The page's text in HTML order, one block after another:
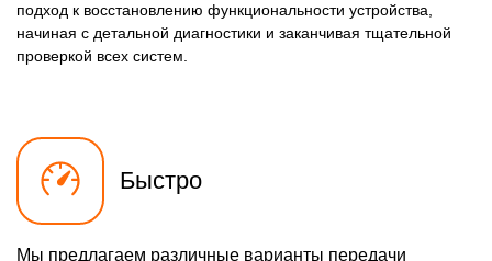
подход к восстановлению функциональности устройства,
начиная с детальной диагностики и заканчивая тщательной
проверкой всех систем.
Быстро
Мы предлагаем различные варианты передачи